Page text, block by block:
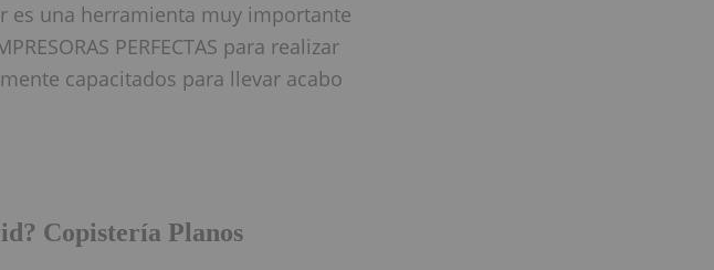
es una herramienta muy importante
PERFECTAS para realizar
capacitados para llevar acabo
Copistería Planos